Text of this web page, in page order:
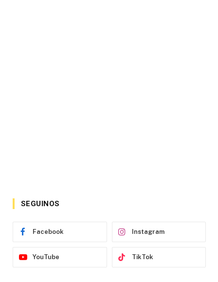
SEGUINOS
Facebook Instagram
YouTube TikTok